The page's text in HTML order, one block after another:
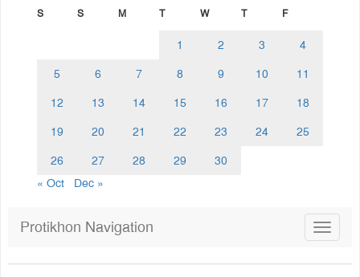
S S M T W T F
1 2 3
4
5
6 7 8 9 10
11
12
13 14 15 16 17
18
19
20 21 22 23 24
25
26
27 28 29
30
« Oct
Dec »
Toggle
Protikhon Navigation